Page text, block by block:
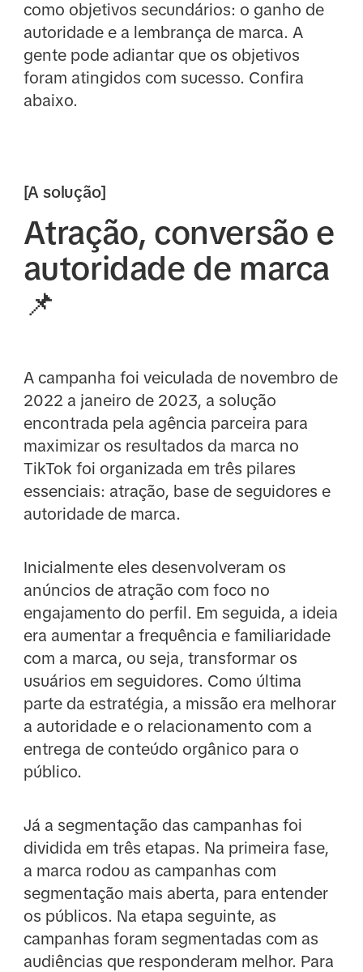
como objetivos secundários: o ganho de
autoridade e a lembrança de marca. A
gente pode adiantar que os objetivos
foram atingidos com sucesso. Confira
abaixo.
[A solução]
Atração, conversão e
autoridade de marca
📌
A campanha foi veiculada de novembro de
2022 a janeiro de 2023, a solução
encontrada pela agência parceira para
maximizar os resultados da marca no
TikTok foi organizada em três pilares
essenciais: atração, base de seguidores e
autoridade de marca.
Inicialmente eles desenvolveram os
anúncios de atração com foco no
engajamento do perfil. Em seguida, a ideia
era aumentar a frequência e familiaridade
com a marca, ou seja, transformar os
usuários em seguidores. Como última
parte da estratégia, a missão era melhorar
a autoridade e o relacionamento com a
entrega de conteúdo orgânico para o
público.
Já a segmentação das campanhas foi
dividida em três etapas. Na primeira fase,
a marca rodou as campanhas com
segmentação mais aberta, para entender
os públicos. Na etapa seguinte, as
campanhas foram segmentadas com as
audiências que responderam melhor. Para